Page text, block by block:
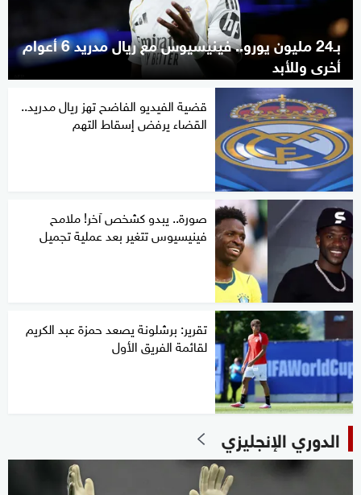
بـ24 مليون يورو.. فينيسيوس مع ريال مدريد 6 أعوام
أخرى وللأبد
قضية الفيديو الفاضح تهز ريال مدريد..
القضاء يرفض إسقاط التهم
صورة.. يبدو كشخص آخر! ملامح
فينيسيوس تتغير بعد عملية تجميل
تقرير: برشلونة يصعد حمزة عبد الكريم
لقائمة الفريق الأول
الدوري الإنجليزي